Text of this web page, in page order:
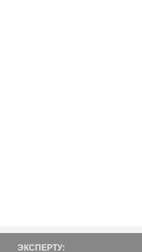
ЭКСПЕРТУ: